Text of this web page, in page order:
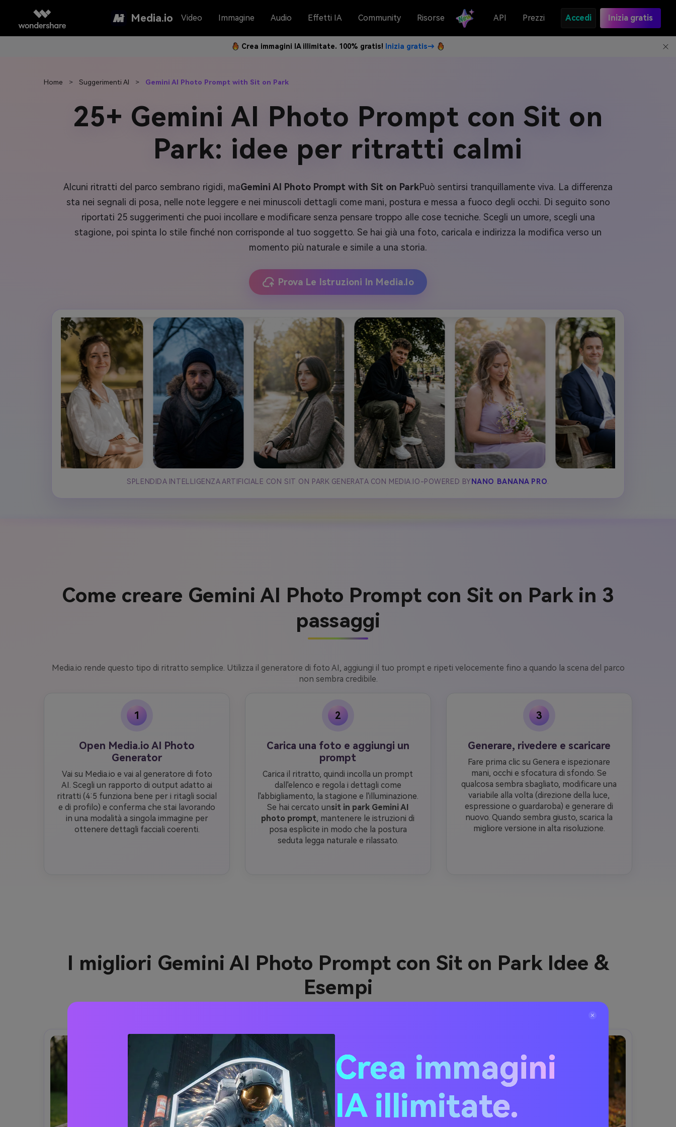
Media.io Video Immagine Audio Effetti IA Community Risorse API Prezzi Accedi Inizia gratis
Crea immagini IA illimitate. 100% gratis! Inizia gratis→
Home > Suggerimenti AI > Gemini AI Photo Prompt with Sit on Park
25+ Gemini AI Photo Prompt con Sit on
Park: idee per ritratti calmi
Alcuni ritratti del parco sembrano rigidi, maGemini AI Photo Prompt with Sit on ParkPuò sentirsi tranquillamente viva. La differenza
sta nei segnali di posa, nelle note leggere e nei minuscoli dettagli come mani, postura e messa a fuoco degli occhi. Di seguito sono
riportati 25 suggerimenti che puoi incollare e modificare senza pensare troppo alle cose tecniche. Scegli un umore, scegli una
stagione, poi spinta lo stile finché non corrisponde al tuo soggetto. Se hai già una foto, caricala e indirizza la modifica verso un
momento più naturale e simile a una storia.
Prova Le Istruzioni In Media.io
SPLENDIDA INTELLIGENZA ARTIFICIALE CON SIT ON PARK GENERATA CON MEDIA.IO-POWERED BY NANO BANANA PRO
Come creare Gemini AI Photo Prompt con Sit on Park in 3
passaggi
Media.io rende questo tipo di ritratto semplice. Utilizza il generatore di foto AI, aggiungi il tuo prompt e ripeti velocemente fino a quando la scena del parco
non sembra credibile.
1
Open Media.io AI Photo
Generator
Vai su Media.io e vai al generatore di foto
AI. Scegli un rapporto di output adatto ai
ritratti (4:5 funziona bene per i ritagli social
e di profilo) e conferma che stai lavorando
in una modalità a singola immagine per
ottenere dettagli facciali coerenti.
2
Carica una foto e aggiungi un
prompt
Carica il ritratto, quindi incolla un prompt
dall'elenco e regola i dettagli come
l'abbigliamento, la stagione e l'illuminazione.
Se hai cercato unsit in park Gemini AI
photo prompt, mantenere le istruzioni di
posa esplicite in modo che la postura
seduta legga naturale e rilassato.
3
Generare, rivedere e scaricare
Fare prima clic su Genera e ispezionare
mani, occhi e sfocatura di sfondo. Se
qualcosa sembra sbagliato, modificare una
variabile alla volta (direzione della luce,
espressione o guardaroba) e generare di
nuovo. Quando sembra giusto, scarica la
migliore versione in alta risoluzione.
I migliori Gemini AI Photo Prompt con Sit on Park Idee &
Esempi
Crea immagini
IA illimitate.